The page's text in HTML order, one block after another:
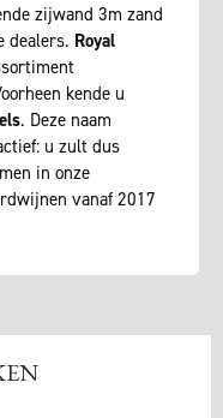
zijwand 3m zand
dealers. Royal
kende u
. Deze naam
u zult dus
in onze
vanaf 2017